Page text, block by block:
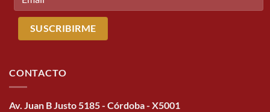
CONTACTO
Av. Juan B Justo 5185 - Córdoba - X5001